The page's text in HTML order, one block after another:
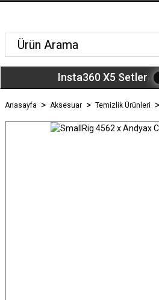
Insta360 X5 Setler
Anasayfa Aksesuar Temizlik Ürünleri